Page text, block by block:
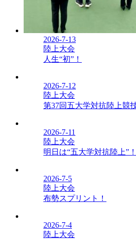
2026-7-13
陸上大会
人生“初”！
2026-7-12
陸上大会
第37回五大学対抗陸上競
2026-7-11
陸上大会
明日は“五大学対抗陸上”！
2026-7-5
陸上大会
布勢スプリント！
2026-7-4
陸上大会